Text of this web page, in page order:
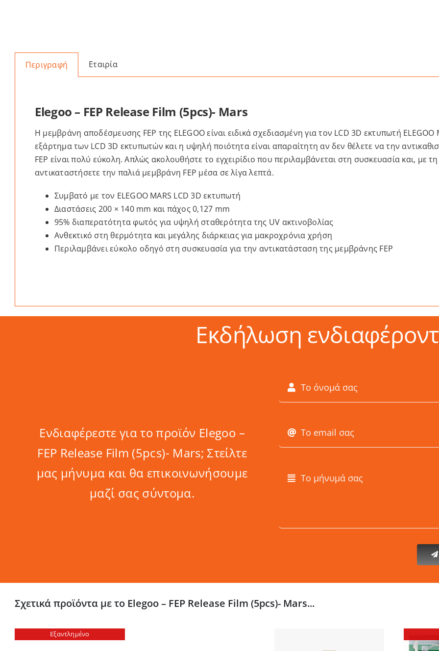
Περιγραφή Εταιρία
Elegoo – FEP Release Film (5pcs)- Mars
Η μεμβράνη αποδέσμευσης FEP της ELEGOO είναι ειδικά σχεδιασμένη για τον LCD 3D εκτυπωτή
εξάρτημα των LCD 3D εκτυπωτών και η υψηλή ποιότητα είναι απαραίτητη αν δεν θέλετε να την
FEP είναι πολύ εύκολη. Απλώς ακολουθήστε το εγχειρίδιο που περιλαμβάνεται στη συσκευασία και, με
αντικαταστήσετε την παλιά μεμβράνη FEP μέσα σε λίγα λεπτά.
Συμβατό με τον ELEGOO MARS LCD 3D εκτυπωτή
Διαστάσεις 200 × 140 mm και πάχος 0,127 mm
95% διαπερατότητα φωτός για υψηλή σταθερότητα της UV ακτινοβολίας
Ανθεκτικό στη θερμότητα και μεγάλης διάρκειας για μακροχρόνια χρήση
Περιλαμβάνει εύκολο οδηγό στη συσκευασία για την αντικατάσταση της μεμβράνης FEP
Εκδήλωση
Ενδιαφέρεστε για το προϊόν Elegoo –
FEP Release Film (5pcs)- Mars; Στείλτε
μας μήνυμα και θα επικοινωνήσουμε
μαζί σας σύντομα.
Σχετικά προϊόντα με το Elegoo – FEP Release Film (5pcs)- Mars...
Εξαντλημένο